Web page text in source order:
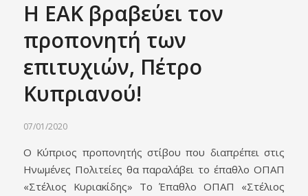
Η ΕΑΚ βραβεύει τον
προπονητή των
επιτυχιών, Πέτρο
Κυπριανού!
07/01/2020
Ο Κύπριος προπονητής στίβου που διαπρέπει στις
Ηνωμένες Πολιτείες θα παραλάβει το έπαθλο ΟΠΑΠ
«Στέλιος Κυριακίδης» Το Έπαθλο ΟΠΑΠ «Στέλιος